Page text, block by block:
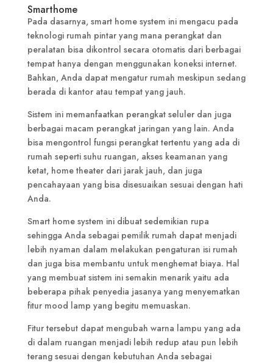
Smarthome
Pada dasarnya, smart home system ini mengacu pada
teknologi rumah pintar yang mana perangkat dan
peralatan bisa dikontrol secara otomatis dari berbagai
tempat hanya dengan menggunakan koneksi internet.
Bahkan, Anda dapat mengatur rumah meskipun sedang
berada di kantor atau tempat yang jauh.
Sistem ini memanfaatkan perangkat seluler dan juga
berbagai macam perangkat jaringan yang lain. Anda
bisa mengontrol fungsi perangkat tertentu yang ada di
rumah seperti suhu ruangan, akses keamanan yang
ketat, home theater dari jarak jauh, dan juga
pencahayaan yang bisa disesuaikan sesuai dengan hati
Anda.
Smart home system ini dibuat sedemikian rupa
sehingga Anda sebagai pemilik rumah dapat menjadi
lebih nyaman dalam melakukan pengaturan isi rumah
dan juga bisa membantu untuk menghemat biaya. Hal
yang membuat sistem ini semakin menarik yaitu ada
beberapa pihak penyedia jasanya yang menyematkan
fitur mood lamp yang begitu memuaskan.
Fitur tersebut dapat mengubah warna lampu yang ada
di dalam ruangan menjadi lebih redup atau pun lebih
terang sesuai dengan kebutuhan Anda sebagai